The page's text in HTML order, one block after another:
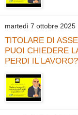
martedì 7 ottobre 2025
TITOLARE DI
PUOI CHIEDERE
PERDI IL LAVORO?